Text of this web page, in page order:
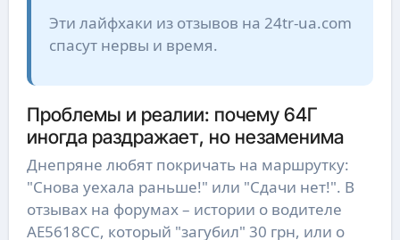
Эти лайфхаки из отзывов на 24tr-ua.com
спасут нервы и время.
Проблемы и реалии: почему 64Г
иногда раздражает, но незаменима
Днепряне любят покричать на маршрутку:
"Снова уехала раньше!" или "Сдачи нет!". В
отзывах на форумах – истории о водителе
AE5618СС, который "загубил" 30 грн, или о